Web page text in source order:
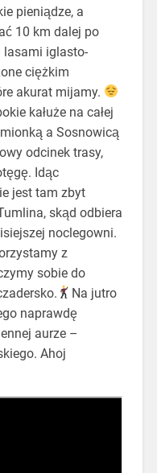
pieniądze, a
10 km dalej po
lasami iglasto-
ciężkim
akurat mijamy.
kałuże na całej
a Sosnowicą
odcinek trasy,
Idąc
jest tam zbyt
skąd odbiera
noclegowni.
z
sobie do
Na jutro
naprawdę
aurze –
Ahoj